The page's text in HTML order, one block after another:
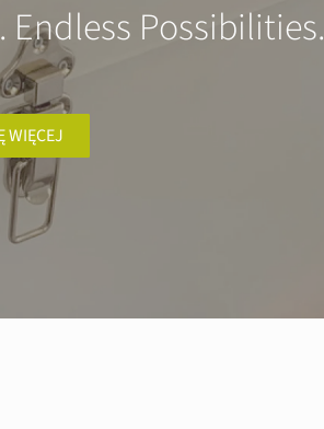
Endless Possibilities.
WIĘCEJ